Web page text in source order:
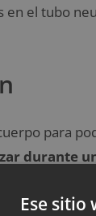
en el tubo
para
durante
a una
Ese sitio